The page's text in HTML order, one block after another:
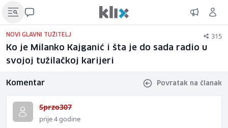
NOVI GLAVNI TUŽITELJ 315
Ko je Milanko Kajganić i šta je do sada radio u
svojoj tužilačkoj karijeri
Komentar Povratak na članak
Sprzo307
prije 4 godine